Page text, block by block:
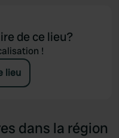
de ce lieu?
!
lieu
dans la région